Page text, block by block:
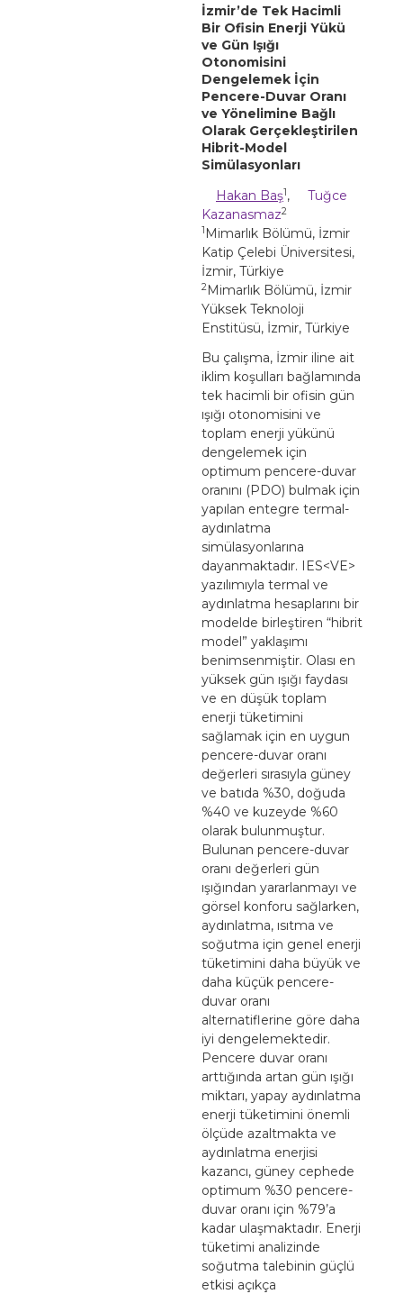
İzmir’de Tek Hacimli
Bir Ofisin Enerji Yükü
ve Gün Işığı
Otonomisini
Dengelemek İçin
Pencere-Duvar Oranı
ve Yönelimine Bağlı
Olarak Gerçekleştirilen
Hibrit-Model
Simülasyonları
Hakan Baş1,
Tuğce
Kazanasmaz2
1 Mimarlık Bölümü, İzmir
Katip Çelebi Üniversitesi,
İzmir, Türkiye
2Mimarlık Bölümü, İzmir
Yüksek Teknoloji
Enstitüsü, İzmir, Türkiye
Bu çalışma, İzmir iline ait
iklim koşulları bağlamında
tek hacimli bir ofisin gün
ışığı otonomisini ve
toplam enerji yükünü
dengelemek için
optimum pencere-duvar
oranını (PDO) bulmak için
yapılan entegre termal-
aydınlatma
simülasyonlarına
dayanmaktadır. IES<VE>
yazılımıyla termal ve
aydınlatma hesaplarını bir
modelde birleştiren “hibrit
model” yaklaşımı
benimsenmiştir. Olası en
yüksek gün ışığı faydası
ve en düşük toplam
enerji tüketimini
sağlamak için en uygun
pencere-duvar oranı
değerleri sırasıyla güney
ve batıda %30, doğuda
%40 ve kuzeyde %60
olarak bulunmuştur.
Bulunan pencere-duvar
oranı değerleri gün
ışığından yararlanmayı ve
görsel konforu sağlarken,
aydınlatma, ısıtma ve
soğutma için genel enerji
tüketimini daha büyük ve
daha küçük pencere-
duvar oranı
alternatiflerine göre daha
iyi dengelemektedir.
Pencere duvar oranı
arttığında artan gün ışığı
miktarı, yapay aydınlatma
enerji tüketimini önemli
ölçüde azaltmakta ve
aydınlatma enerjisi
kazancı, güney cephede
optimum %30 pencere-
duvar oranı için %79’a
kadar ulaşmaktadır. Enerji
tüketimi analizinde
soğutma talebinin güçlü
etkisi açıkça